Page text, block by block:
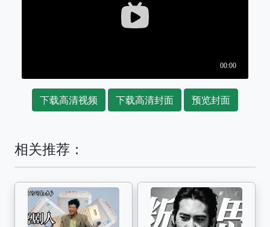
下载高清视频 下载高清封面 预览封面
相关推荐：